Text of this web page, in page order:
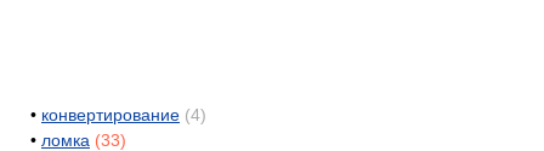
• конвертирование (4)
• ломка (33)